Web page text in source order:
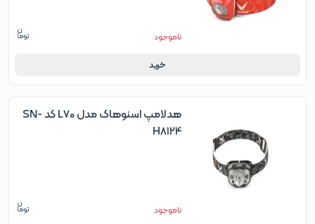
ناموجود
خرید
هدلامپ اسنوهاک مدل L70 کد SN-
H8124
ناموجود